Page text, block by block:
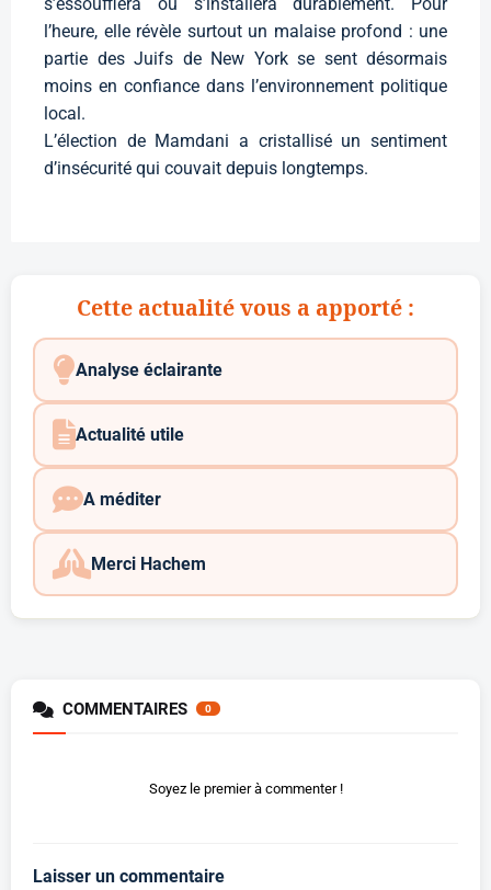
s’essoufflera ou s’installera durablement. Pour
l’heure, elle révèle surtout un malaise profond : une
partie des Juifs de New York se sent désormais
moins en confiance dans l’environnement politique
local.
L’élection de Mamdani a cristallisé un sentiment
d’insécurité qui couvait depuis longtemps.
Cette actualité vous a apporté :
Analyse éclairante
Actualité utile
A méditer
Merci Hachem
COMMENTAIRES 0
Soyez le premier à commenter !
Laisser un commentaire